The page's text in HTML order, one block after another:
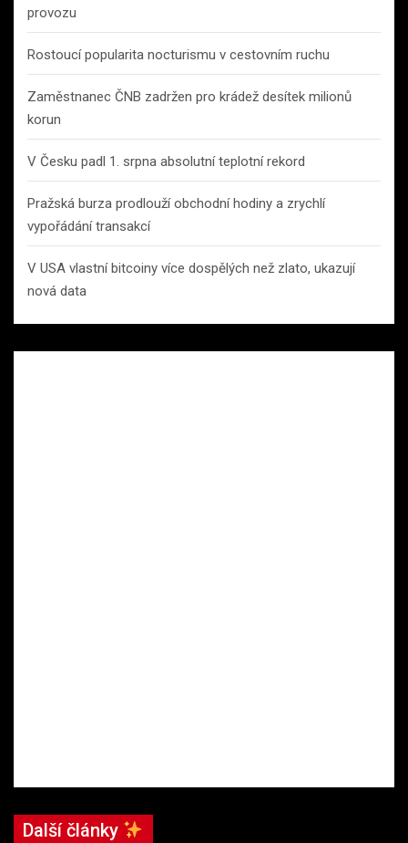
provozu
Rostoucí popularita nocturismu v cestovním ruchu
Zaměstnanec ČNB zadržen pro krádež desítek milionů
korun
V Česku padl 1. srpna absolutní teplotní rekord
Pražská burza prodlouží obchodní hodiny a zrychlí
vypořádání transakcí
V USA vlastní bitcoiny více dospělých než zlato, ukazují
nová data
Další články